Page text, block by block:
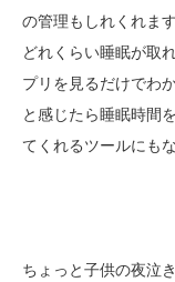
の管理もしれくれま
どれくらい睡眠が取
プリを見るだけでわ
と感じたら睡眠時間
てくれるツールにも
ちょっと子供の夜泣